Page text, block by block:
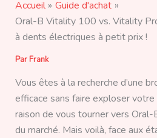
Accueil
Guide d'achat
Oral-B Vitality 100 vs. Vitality
à dents électriques à petit prix !
Par Frank
Vous êtes à la recherche d’une
efficace sans faire exploser
raison de vous tourner vers
du marché. Mais voilà, face aux